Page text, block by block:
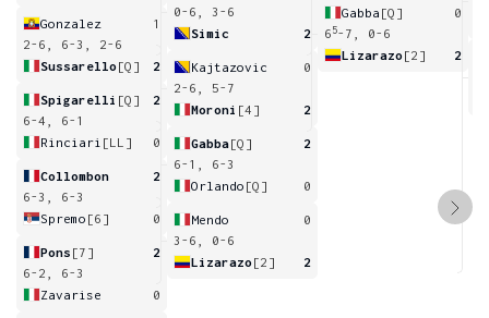
Gonzalez
1
2-6, 6-3, 2-6
Sussarello [Q] 2
Spigarelli [Q]
2
6-4, 6-1
Rinciari [LL] 0
Collombon
2
6-3, 6-3
Spremo [6] 0
Pons [7]
2
6-2, 6-3
Zavarise
0
0-6, 3-6
Simic
2
Kajtazovic
0
2-6, 5-7
Moroni [4] 2
Gabba[Q]
2
6-1, 6-3
Orlando [Q] 0
Mendo
0
3-6, 0-6
Lizarazo [2] 2
Gabba [Q]
0
6 5-7, 0-6
Lizarazo [2] 2